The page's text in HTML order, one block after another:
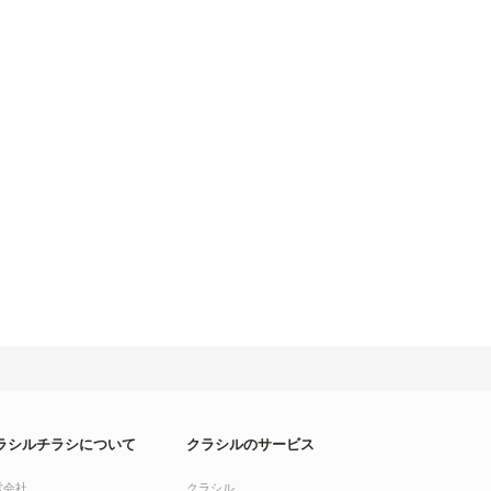
シルチラシについて
会社
クラシルのサービス
クラシル